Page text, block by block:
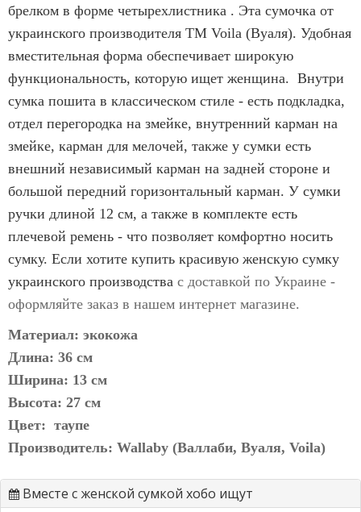
брелком в форме четырехлистника . Эта сумочка от
украинского производителя ТМ Voila (Вуаля). Удобная
вместительная форма обеспечивает широкую
функциональность, которую ищет женщина. Внутри
сумка пошита в классическом стиле - есть подкладка,
отдел перегородка на змейке, внутренний карман на
змейке, карман для мелочей, также у сумки есть
внешний независимый карман на задней стороне и
большой передний горизонтальный карман. У сумки
ручки длиной 12 см, а также в комплекте есть
плечевой ремень - что позволяет комфортно носить
сумку. Если хотите купить красивую женскую сумку
украинского производства с доставкой по Украине -
оформляйте заказ в нашем интернет магазине.
Материал: экокожа
Длина: 36 см
Ширина: 13 см
Высота: 27 см
Цвет: таупе
Производитель: Wallaby (Валлаби, Вуаля, Voila)
Вместе с женской сумкой хобо ищут